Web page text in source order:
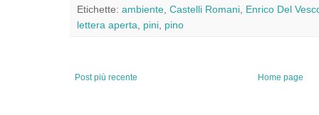
Etichette: ambiente Castelli Romani Enrico Del
lettera aperta
pini pino
Post più recente Home page